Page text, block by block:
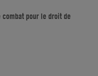
combat pour le droit de